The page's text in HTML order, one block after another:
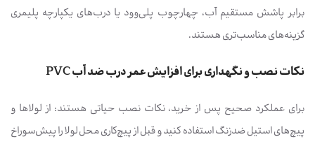
برابر پاشش مستقیم آب، چهارچوب پلی‌وود یا درب‌های یکپارچه پلیمری
گزینه‌های مناسب‌تری هستند.
نکات نصب و نگهداری برای افزایش عمر درب ضد آب PVC
برای عملکرد صحیح پس از خرید، نکات نصب حیاتی هستند: از لولاها و
پیچ‌های استیل ضدزنگ استفاده کنید و قبل از پیچ‌کاری محل لولا را پیش‌سوراخ